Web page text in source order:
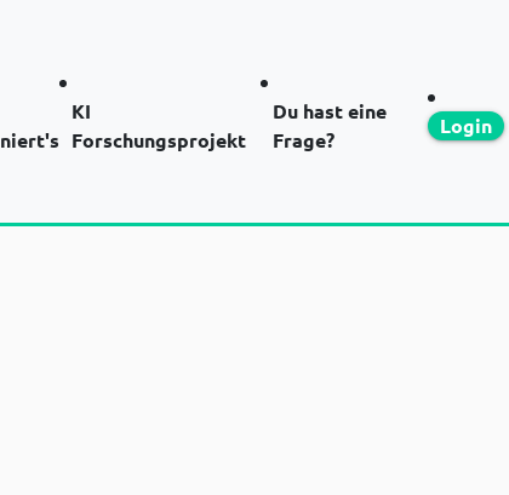
KI
Forschungsprojekt
Du hast eine
Frage?
Login